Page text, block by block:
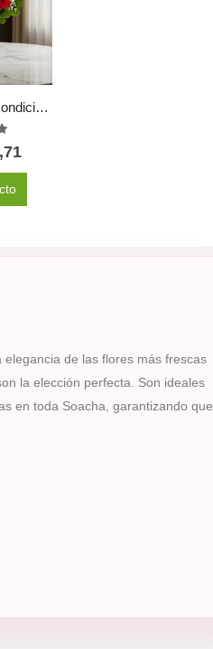
Jarrón Amor Incondicional
5
de las flores más frescas
la elección perfecta. Son ideales
en toda Soacha, garantizando que